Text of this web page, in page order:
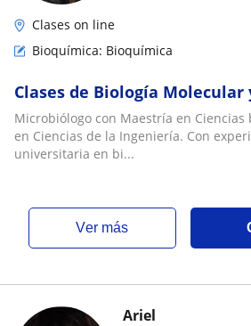
Clases on line
Bioquímica: Bioquímica
Clases de Biología
Microbiólogo con Maestría en Ciencias
en Ciencias de la Ingeniería. Con
universitaria en bi...
ver más
Ariel